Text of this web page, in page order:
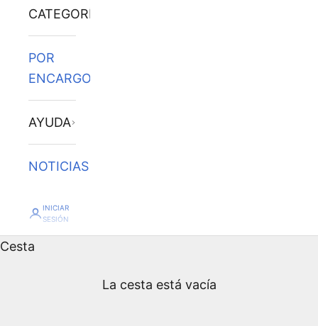
CATEGORÍAS
POR
ENCARGO
AYUDA
NOTICIAS
INICIAR
SESIÓN
Cesta
La cesta está vacía